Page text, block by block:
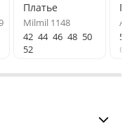
Платье
Milmil 1148
42 44 46 48 50
52